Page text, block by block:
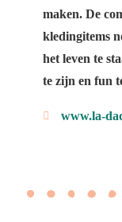
maken. De
kledingitems
het leven te
te zijn en fun
www.la-